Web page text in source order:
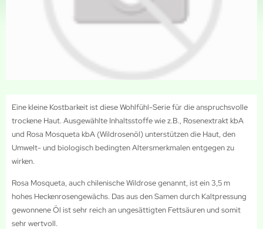
Eine kleine Kostbarkeit ist diese Wohlfühl-Serie für die anspruchsvolle
trockene Haut. Ausgewählte Inhaltsstoffe wie z.B., Rosenextrakt kbA
und Rosa Mosqueta kbA (Wildrosenöl) unterstützen die Haut, den
Umwelt- und biologisch bedingten Altersmerkmalen entgegen zu
wirken.
Rosa Mosqueta, auch chilenische Wildrose genannt, ist ein 3,5 m
hohes Heckenrosengewächs. Das aus den Samen durch Kaltpressung
gewonnene Öl ist sehr reich an ungesättigten Fettsäuren und somit
sehr wertvoll.